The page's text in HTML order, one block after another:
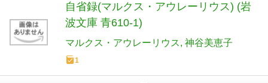
自省録(マルクス・アウレーリウス) (岩
波文庫 青610-1)
マルクス・アウレーリウス 神谷美恵子
1